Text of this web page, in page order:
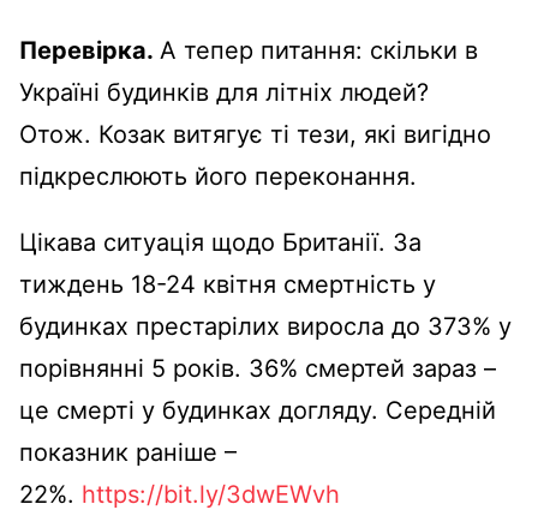
Перевірка. А тепер питання: скільки в
Україні будинків для літніх людей?
Отож. Козак витягує ті тези, які вигідно
підкреслюють його переконання.
Цікава ситуація щодо Британії. За
тиждень 18-24 квітня смертність у
будинках престарілих виросла до 373% у
порівнянні 5 років. 36% смертей зараз –
це смерті у будинках догляду. Середній
показник раніше –
22%. https://bit.ly/3dwEWvh